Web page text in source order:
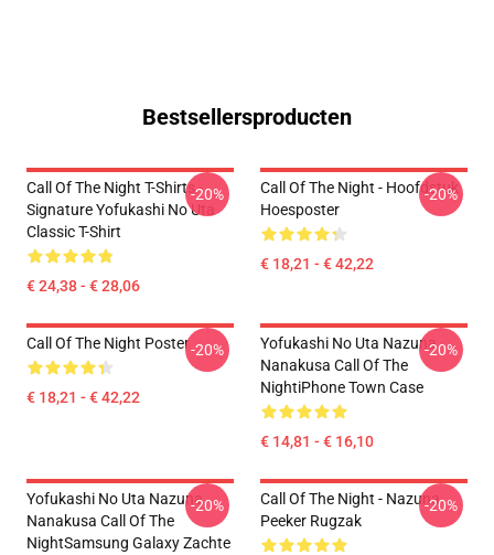
Bestsellersproducten
Call Of The Night T-Shirts -
Signature Yofukashi No Uta
Classic T-Shirt
€ 24,38 - € 28,06
-20%
Call Of The Night - Hoofdstuk
Hoesposter
€ 18,21 - € 42,22
-20%
Call Of The Night Poster
€ 18,21 - € 42,22
-20%
Yofukashi No Uta Nazuna
Nanakusa Call Of The
NightiPhone Town Case
€ 14,81 - € 16,10
-20%
Yofukashi No Uta Nazuna
Nanakusa Call Of The
NightSamsung Galaxy Zachte
-20%
Call Of The Night - Nazuna
Peeker Rugzak
-20%